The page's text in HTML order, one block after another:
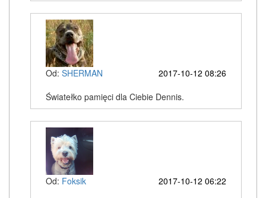
Od: SHERMAN
2017-10-12 08:26
Światełko pamięci dla Ciebie Dennis.
Od: Foksik
2017-10-12 06:22